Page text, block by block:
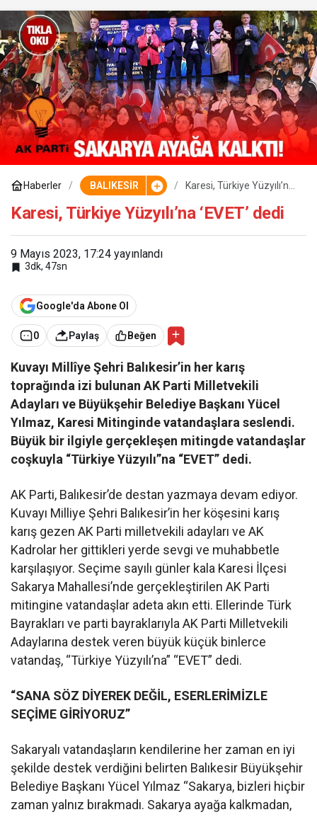
Haberler BALIKESİR
Karesi, Türkiye Yüzyılı’na
Karesi, Türkiye Yüzyılı’na ‘EVET’ dedi
9 Mayıs 2023, 17:24 yayınlandı
3dk, 47sn
Google'da Abone Ol
0 Paylaş Beğen
Kuvayı Millîye Şehri Balıkesir’in her karış
toprağında izi bulunan AK Parti Milletvekili
Adayları ve Büyükşehir Belediye Başkanı Yücel
Yılmaz, Karesi Mitinginde vatandaşlara seslendi.
Büyük bir ilgiyle gerçekleşen mitingde vatandaşlar
coşkuyla “Türkiye Yüzyılı”na “EVET” dedi.
AK Parti, Balıkesir’de destan yazmaya devam ediyor.
Kuvayı Milliye Şehri Balıkesir’in her köşesini karış
karış gezen AK Parti milletvekili adayları ve AK
Kadrolar her gittikleri yerde sevgi ve muhabbetle
karşılaşıyor. Seçime sayılı günler kala Karesi İlçesi
Sakarya Mahallesi’nde gerçekleştirilen AK Parti
mitingine vatandaşlar adeta akın etti. Ellerinde Türk
Bayrakları ve parti bayraklarıyla AK Parti Milletvekili
Adaylarına destek veren büyük küçük binlerce
vatandaş, “Türkiye Yüzyılı’na” “EVET” dedi.
“SANA SÖZ DİYEREK DEĞİL, ESERLERİMİZLE
SEÇİME GİRİYORUZ”
Sakaryalı vatandaşların kendilerine her zaman en iyi
şekilde destek verdiğini belirten Balıkesir Büyükşehir
Belediye Başkanı Yücel Yılmaz “Sakarya, bizleri hiçbir
zaman yalnız bırakmadı. Sakarya ayağa kalkmadan,